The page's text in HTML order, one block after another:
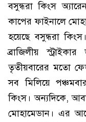
বসুন্ধরা কিংস
কাপের ফাইনালে
হয়েছে বসুন্ধরা
ব্রাজিলীয়
তৃতীয়বারের মতো
সব মিলিয়ে
কিংস। অন্যদিকে,
মোহামেডান। এর